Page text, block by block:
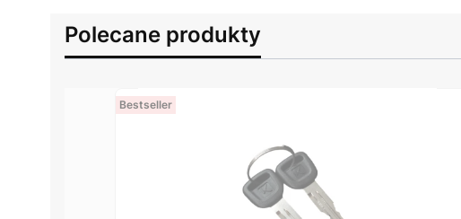
Polecane produkty
Bestseller